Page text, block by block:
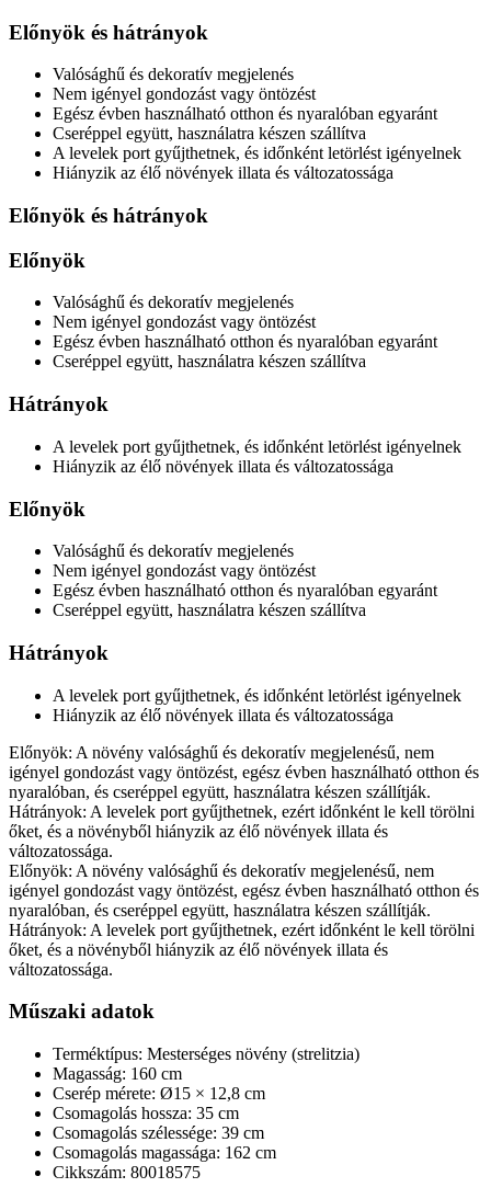
Előnyök és hátrányok
Valósághű és dekoratív megjelenés
Nem igényel gondozást vagy öntözést
Egész évben használható otthon és nyaralóban egyaránt
Cseréppel együtt, használatra készen szállítva
A levelek port gyűjthetnek, és időnként letörlést igényelnek
Hiányzik az élő növények illata és változatossága
Előnyök és hátrányok
Előnyök
Valósághű és dekoratív megjelenés
Nem igényel gondozást vagy öntözést
Egész évben használható otthon és nyaralóban egyaránt
Cseréppel együtt, használatra készen szállítva
Hátrányok
A levelek port gyűjthetnek, és időnként letörlést igényelnek
Hiányzik az élő növények illata és változatossága
Előnyök
Valósághű és dekoratív megjelenés
Nem igényel gondozást vagy öntözést
Egész évben használható otthon és nyaralóban egyaránt
Cseréppel együtt, használatra készen szállítva
Hátrányok
A levelek port gyűjthetnek, és időnként letörlést igényelnek
Hiányzik az élő növények illata és változatossága
Előnyök: A növény valósághű és dekoratív megjelenésű, nem
igényel gondozást vagy öntözést, egész évben használható otthon és
nyaralóban, és cseréppel együtt, használatra készen szállítják.
Hátrányok: A levelek port gyűjthetnek, ezért időnként le kell törölni
őket, és a növényből hiányzik az élő növények illata és
változatossága.
Előnyök: A növény valósághű és dekoratív megjelenésű, nem
igényel gondozást vagy öntözést, egész évben használható otthon és
nyaralóban, és cseréppel együtt, használatra készen szállítják.
Hátrányok: A levelek port gyűjthetnek, ezért időnként le kell törölni
őket, és a növényből hiányzik az élő növények illata és
változatossága.
Műszaki adatok
Terméktípus: Mesterséges növény (strelitzia)
Magasság: 160 cm
Cserép mérete: Ø15 × 12,8 cm
Csomagolás hossza: 35 cm
Csomagolás szélessége: 39 cm
Csomagolás magassága: 162 cm
Cikkszám: 80018575